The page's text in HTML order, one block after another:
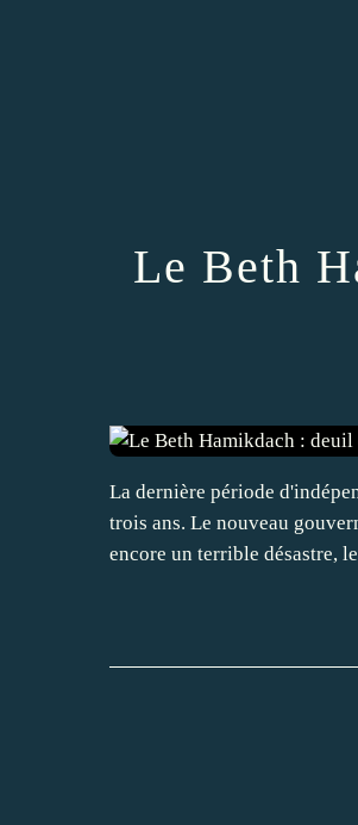
Le Beth
La dernière période
trois ans. Le nouveau
encore un terrible désastre,